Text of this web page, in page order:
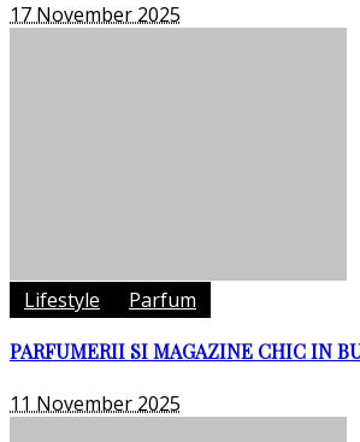
17 November 2025
Lifestyle Parfum
PARFUMERII SI MAGAZINE CHIC IN
11 November 2025